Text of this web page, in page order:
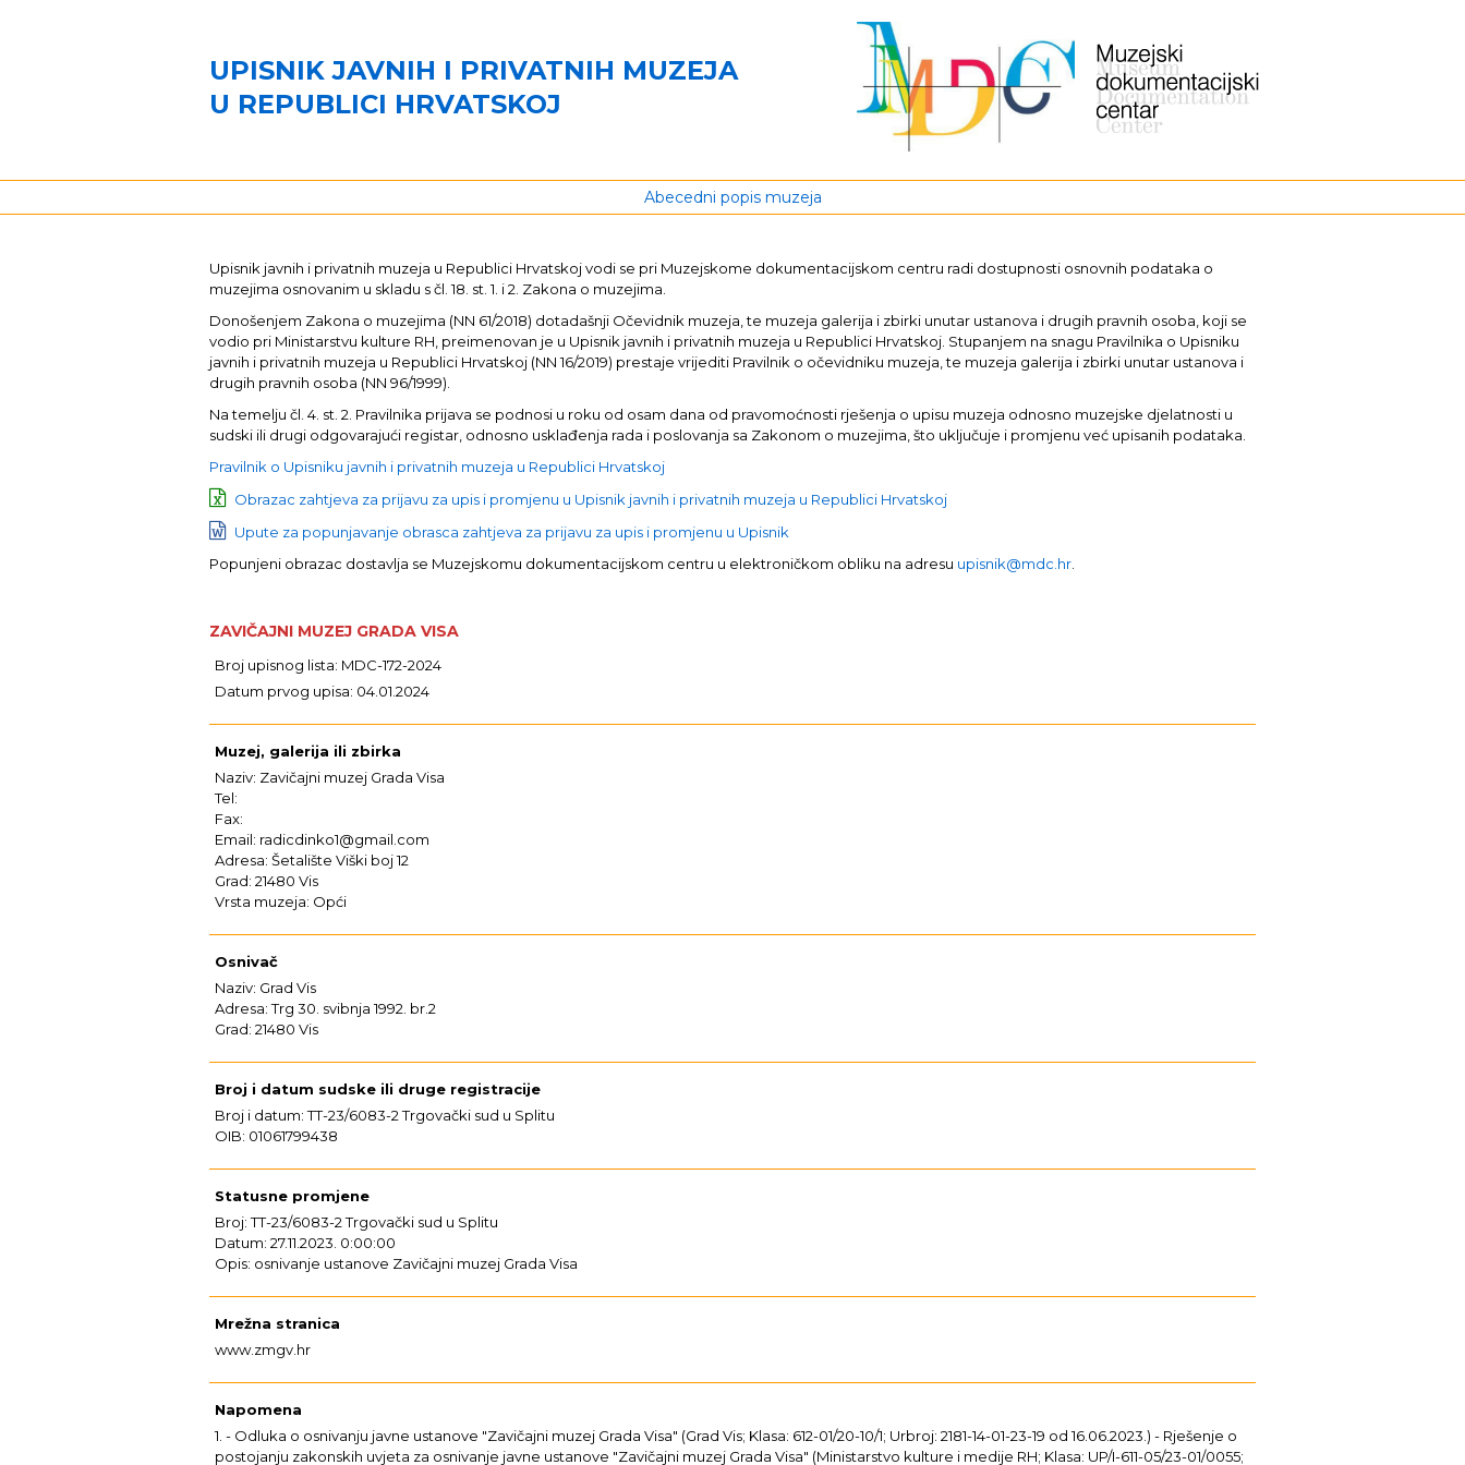
UPISNIK JAVNIH I PRIVATNIH MUZEJA
U REPUBLICI HRVATSKOJ
Abecedni popis muzeja
Upisnik javnih i privatnih muzeja u Republici Hrvatskoj vodi se pri Muzejskome dokumentacijskom centru radi dostupnosti osnovnih podataka o
muzejima osnovanim u skladu s čl. 18. st. 1. i 2. Zakona o muzejima.
Donošenjem Zakona o muzejima (NN 61/2018) dotadašnji Očevidnik muzeja, te muzeja galerija i zbirki unutar ustanova i drugih pravnih osoba, koji se
vodio pri Ministarstvu kulture RH, preimenovan je u Upisnik javnih i privatnih muzeja u Republici Hrvatskoj. Stupanjem na snagu Pravilnika o Upisniku
javnih i privatnih muzeja u Republici Hrvatskoj (NN 16/2019) prestaje vrijediti Pravilnik o očevidniku muzeja, te muzeja galerija i zbirki unutar ustanova i
drugih pravnih osoba (NN 96/1999).
Na temelju čl. 4. st. 2. Pravilnika prijava se podnosi u roku od osam dana od pravomoćnosti rješenja o upisu muzeja odnosno muzejske djelatnosti u
sudski ili drugi odgovarajući registar, odnosno usklađenja rada i poslovanja sa Zakonom o muzejima, što uključuje i promjenu već upisanih podataka.
Pravilnik o Upisniku javnih i privatnih muzeja u Republici Hrvatskoj
Obrazac zahtjeva za prijavu za upis i promjenu u Upisnik javnih i privatnih muzeja u Republici Hrvatskoj
Upute za popunjavanje obrasca zahtjeva za prijavu za upis i promjenu u Upisnik
Popunjeni obrazac dostavlja se Muzejskomu dokumentacijskom centru u elektroničkom obliku na adresu upisnik@mdc.hr
ZAVIČAJNI MUZEJ GRADA VISA
Broj upisnog lista: MDC-172-2024
Datum prvog upisa: 04.01.2024
Muzej, galerija ili zbirka
Naziv: Zavičajni muzej Grada Visa
Tel:
Fax:
Email: radicdinko1@gmail.com
Adresa: Šetalište Viški boj 12
Grad: 21480 Vis
Vrsta muzeja: Opći
Osnivač
Naziv: Grad Vis
Adresa: Trg 30. svibnja 1992. br.2
Grad: 21480 Vis
Broj i datum sudske ili druge registracije
Broj i datum: TT-23/6083-2 Trgovački sud u Splitu
OIB: 01061799438
Statusne promjene
Broj: TT-23/6083-2 Trgovački sud u Splitu
Datum: 27.11.2023. 0:00:00
Opis: osnivanje ustanove Zavičajni muzej Grada Visa
Mrežna stranica
www.zmgv.hr
Napomena
1. - Odluka o osnivanju javne ustanove "Zavičajni muzej Grada Visa" (Grad Vis; Klasa: 612-01/20-10/1; Urbroj: 2181-14-01-23-19 od 16.06.2023.) - Rješenje o
postojanju zakonskih uvjeta za osnivanje javne ustanove "Zavičajni muzej Grada Visa" (Ministarstvo kulture i medije RH; Klasa: UP/I-611-05/23-01/0055;